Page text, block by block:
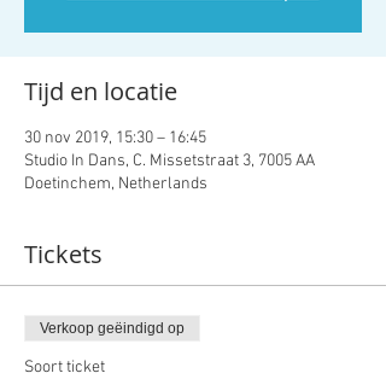
Tijd en locatie
30 nov 2019, 15:30 – 16:45
Studio In Dans, C. Missetstraat 3, 7005 AA
Doetinchem, Netherlands
Tickets
Verkoop geëindigd op
Soort ticket